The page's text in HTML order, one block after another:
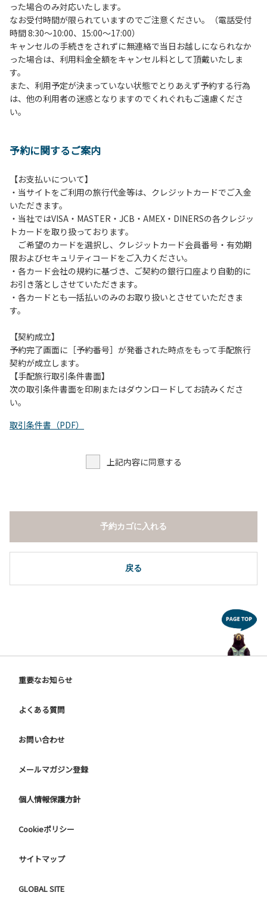
管理棟にてチェックインの手続きを行ってください。午後3
時前にお越しの方は、午後3時になりましたら管理棟にて手
続きを行ってください。午後5時過ぎにお越しの方は、翌朝
手続きを行ってください。
４、車両は、荷物の積み下ろし時以外は、駐車場にとめてく
ださい。
５、チェックアウトは、午前10時まで（日帰り使用の場合は
午後5時まで）です。チェックインの手続きを行っていない
方や使用人数が増えた場合は、必ず手続きを行ってくださ
ら午前10時までの間にゴミステーションに出してください。
は、お持ち帰りをお願いします。
【禁止事項】
カラオケ、発電機、地面での直火による焚き火、キャンプフ
ァイヤー、打ち上げ式花火、テントサウナの設置
【注意事項】
当キャンプ場のそばを流れる歴舟川は、上流で雨が降ると短
時間で増水し、川原で遊んでいると大変危険な状態になりや
すく、過去にも増水により人が流される事故が数件起きてい
（１）川原にテントやタープを張らない。
（２）雨が降ったときは川原で遊ばない。
（３）カムイコタン公園キャンプ場で雨が降らなくても、上
流で雨が降り急に増水することがあるので、水の濁りに注意
し、濁り始めたときには直ちに川原での遊びを中止する。
（４）キャンプ場の管理者や地元住民から川についての注意
った場合のみ対応いたします。
なお受付時間が限られていますのでご注意ください。（電話受付
時間 8:30～10:00、15:00～17:00）
キャンセルの手続きをされずに無連絡で当日お越しになられなか
った場合は、利用料金全額をキャンセル料として頂戴いたしま
す。
また、利用予定が決まっていない状態でとりあえず予約する行為
は、他の利用者の迷惑となりますのでくれぐれもご遠慮くださ
い。
予約に関するご案内
【お支払いについて】
・当サイトをご利用の旅行代金等は、クレジットカードでご入金
いただきます。
・当社ではVISA・MASTER・JCB・AMEX・DINERSの各クレジッ
トカードを取り扱っております。
ご希望のカードを選択し、クレジットカード会員番号・有効期
限およびセキュリティコードをご入力ください。
・各カード会社の規約に基づき、ご契約の銀行口座より自動的に
お引き落としさせていただきます。
・各カードとも一括払いのみのお取り扱いとさせていただきま
す。
【契約成立】
予約完了画面に［予約番号］が発番された時点をもって手配旅行
契約が成立します。
【手配旅行取引条件書面】
次の取引条件書面を印刷またはダウンロードしてお読みくださ
い。
取引条件書（PDF）
上記内容に同意する
戻る
予約カゴに入れる
重要なお知らせ
よくある質問
お問い合わせ
メールマガジン登録
個人情報保護方針
Cookieポリシー
サイトマップ
GLOBAL SITE